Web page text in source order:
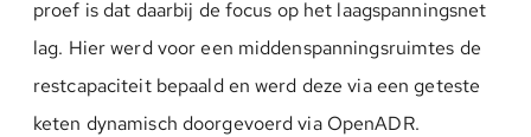
proef is dat daarbij de focus op het laagspanningsnet
lag. Hier werd voor een middenspanningsruimtes de
restcapaciteit bepaald en werd deze via een geteste
keten dynamisch doorgevoerd via OpenADR.